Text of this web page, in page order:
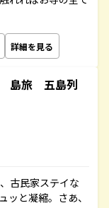
詳細を見る
島旅 五島列
古民家ステイな
ッと凝縮。さあ、